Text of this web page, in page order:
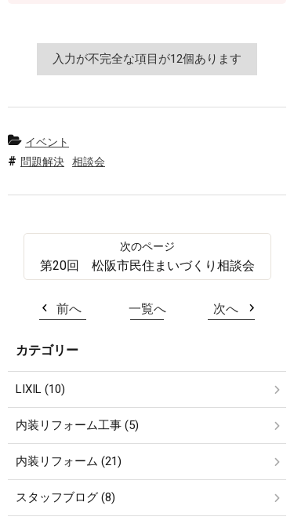
イベント
問題解決
相談会
第20回 松阪市民住まいづくり相談会
前へ 一覧へ 次へ
カテゴリー
LIXIL (10)
内装リフォーム工事 (5)
内装リフォーム (21)
スタッフブログ (8)